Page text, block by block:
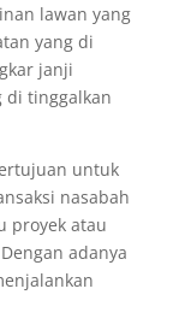
lawan yang
yang di
janji
di tinggalkan
untuk
nasabah
proyek atau
adanya